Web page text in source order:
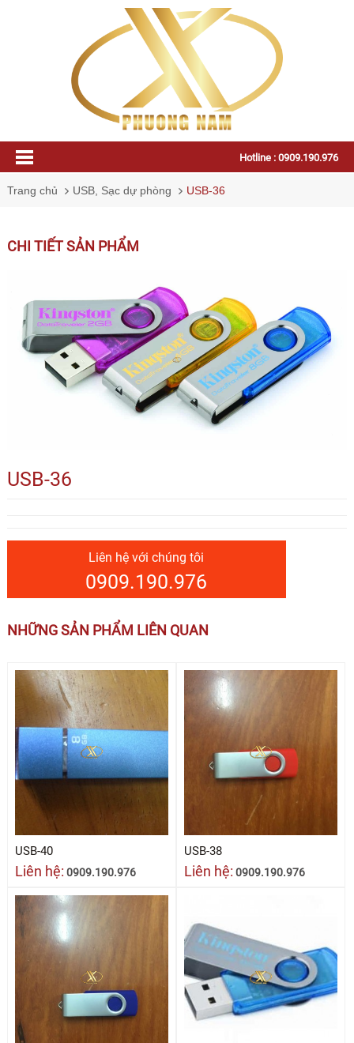
Hotline : 0909.190.976
Trang chủ USB, Sạc dự phòng USB-36
CHI TIẾT SẢN PHẨM
USB-36
Liên hệ với chúng tôi
0909.190.976
NHỮNG SẢN PHẨM LIÊN QUAN
USB-40
Liên hệ: 0909.190.976
USB-38
Liên hệ: 0909.190.976